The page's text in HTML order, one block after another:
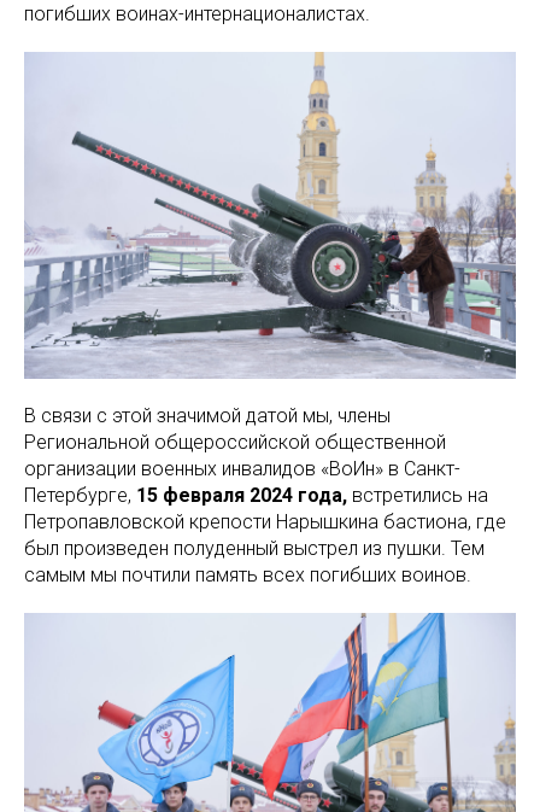
погибших воинах-интернационалистах.
В связи с этой значимой датой мы, члены
Региональной общероссийской общественной
организации военных инвалидов «ВоИн» в Санкт-
Петербурге, 15 февраля 2024 года, встретились на
Петропавловской крепости Нарышкина бастиона, где
был произведен полуденный выстрел из пушки. Тем
самым мы почтили память всех погибших воинов.